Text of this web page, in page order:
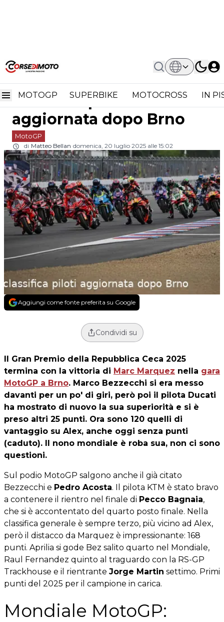
MOTOGP SUPERBIKE MOTOCROSS IN
Home MotoGP
MotoGP 2025: La Classifica Piloti
MotoGP 2025: la
classifica piloti
aggiornata dopo Brno
MotoGP
di Matteo Bellan domenica, 20 luglio 2025 alle 15:02
Aggiungi come fonte preferita su Google
Condividi su
Il Gran Premio della Repubblica Ceca 2025
termina con la vittoria di Marc Marquez nella gara
MotoGP a Brno. Marco Bezzecchi si era messo
davanti per un po' di giri, però poi il pilota Ducati
ha mostrato di nuovo la sua superiorità e si è
preso altri 25 punti. Ora sono 120 quelli di
vantaggio su Alex, anche oggi senza punti
(caduto). Il nono mondiale è roba sua, non ci sono
questioni.
Sul podio MotoGP salgono anche il già citato
Bezzecchi e Pedro Acosta. Il pilota KTM è stato bravo
a contenere il rientro nel finale di Pecco Bagnaia,
che si è accontentato del quarto posto finale. Nella
classifica generale è sempre terzo, più vicino ad Alex,
però il distacco da Marquez è impressionante: 168
punti. Aprilia si gode Bez salito quarto nel Mondiale,
Raul Fernandez quinto al traguardo con la RS-GP
Trackhouse e il rientrante Jorge Martin settimo. Primi
punti del 2025 per il campione in carica.
Mondiale MotoGP: